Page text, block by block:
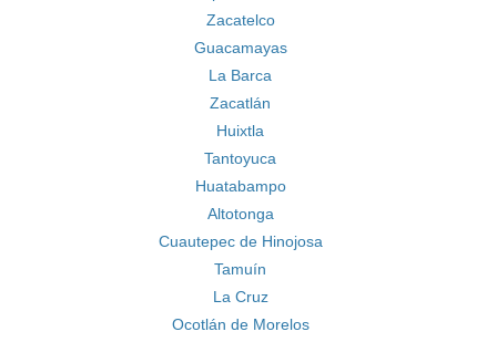
Zacatelco
Guacamayas
La Barca
Zacatlán
Huixtla
Tantoyuca
Huatabampo
Altotonga
Cuautepec de Hinojosa
Tamuín
La Cruz
Ocotlán de Morelos